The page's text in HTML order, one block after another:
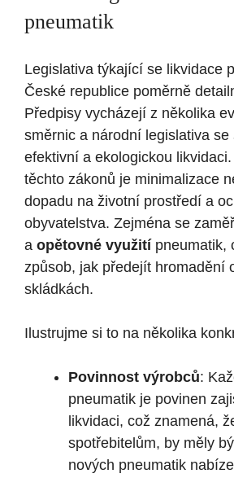
pneumatik
Legislativa týkající se likvidace
České republice poměrně
Předpisy vycházejí z několika
směrnic a národní legislativa se
efektivní a ekologickou
těchto zákonů je minimalizace
dopadu na životní prostředí a
obyvatelstva. Zejména se
a opětovné využití pneumatik,
způsob, jak předejít hromadění
skládkách.
Ilustrujme si to na několika
Povinnost výrobců:
pneumatik je povinen
likvidaci, což znamená,
spotřebitelům, by měly
nových pneumatik